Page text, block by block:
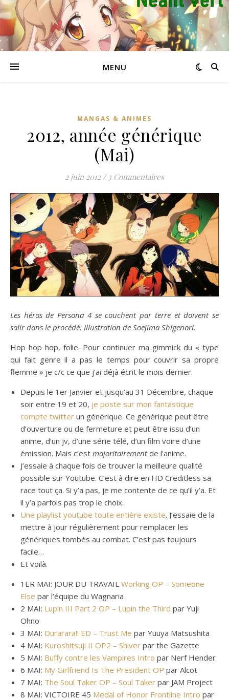
MENU
MANGAS & ANIMES
2012, année générique
(Mai)
2 juin 2012 / 3 Commentaires
Les héros de Persona 4 se couchent par terre et doivent se
salir dans le procédé. Illustration de Soejima Shigenori.
Hop hop hop, folie. Pour continuer ma gimmick du « type
qui fait genre il a pas le temps pour couvrir sa propre
flemme » je c/c ce que j’ai déjà écrit le mois dernier:
Depuis le 1er Janvier et jusqu’au 31 Décembre, chaque
soir entre 19 et 20, je poste sur mon fantastique
compte twitter un générique. Ce générique peut être
d’ouverture ou de fermeture et peut être issu d’un
anime, d’un jv, d’une série télé, d’un film voire d’une
émission. Mais c’est majoritairementde l’anime.
J’essaie à chaque fois de trouver la meilleure qualité
possible sur Youtube. C’est à dire en HD Creditless sa
race tout ça. Si y’a pas, je me contente de ce qu’il y’a. Et
il y’a parfois pas trop le choix.
Une playlist youtube toute entière existe. J’essaie de la
mettre à jour régulièrement pour remplacer les
génériques tombés au combat. C’est pas toujours
facile…
Et voilà.
1ER MAI: JOUR DU TRAVAIL Working OP – Someone
Else par l’équipe du Wagnaria
2 MAI: Lupin III Part 2 OP – Lupin the Third par Yuji
Ohno
3 MAI: Durarara!! ED – Trust Me par Yuuya Matsushita
4 MAI: Kuroshitsuji II OP2 – Shiver par the Gazette
5 MAI: Buffy contre les Vampires Intro par Nerf Hender
6 MAI: My Girlfriend Is The President OP par Alcot
7 MAI: The Soul Taker OP – Soul Taker par JAM Project
8 MAI: VICTOIRE 45 Medal of Honor Frontline Intro par